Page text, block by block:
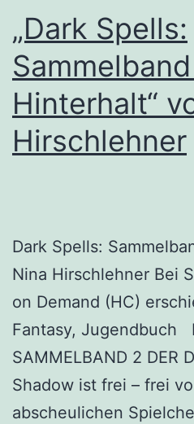
„Dark Spells:
Hinterhalt“
Hirschlehner
Dark Spells:
Nina Hirschlehner Bei
on Demand (HC)
Fantasy, Jugendbuch
SAMMELBAND 2 DER
Shadow ist frei – frei
abscheulichen